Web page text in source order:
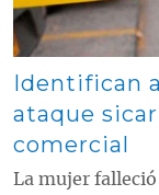
Identifican
ataque
comercial
La mujer